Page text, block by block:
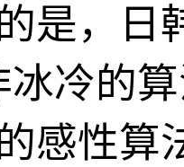
是，日
冰冷的
感性算